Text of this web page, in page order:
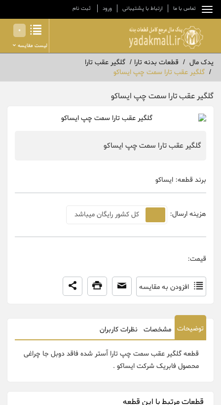
تماس با ما ارتباط با پشتیبانی ورود ثبت نام
0
لیست مقایسه
یدک مال قطعات بدنه تارا
گلگیر عقب تارا
گلگیر عقب تارا سمت چپ ایساکو
گلگیر عقب تارا سمت چپ ایساکو
گلگیر عقب تارا سمت چپ ایساکو
برند قطعه: ایساکو
هزینه ارسال: کل کشور رایگان میباشد
قیمت:
افزودن به مقایسه
توضیحات مشخصات نظرات کاربران
قطعه گلگیر عقب سمت چپ تارا آستر شده فاقد دوبل جا چراغی
محصول فابریک شرکت ایساکو .
قطعات مرتبط با این قطعه